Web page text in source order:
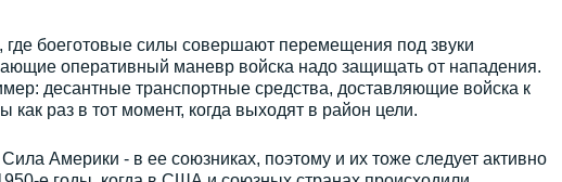
где боеготовые силы совершают перемещения под звуки
оперативный маневр войска надо защищать от нападения.
десантные транспортные средства, доставляющие войска к
как раз в тот момент, когда выходят в район цели.
Америки - в ее союзниках, поэтому и их тоже следует активно